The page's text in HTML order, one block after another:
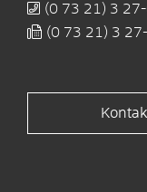
(0 73 21) 3
(0 73 21) 3